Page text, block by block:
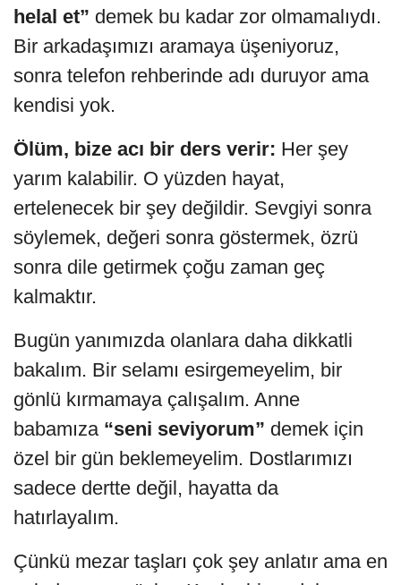
helal et” demek bu kadar zor olmamalıydı.
Bir arkadaşımızı aramaya üşeniyoruz,
sonra telefon rehberinde adı duruyor ama
kendisi yok.
Ölüm, bize acı bir ders verir: Her şey
yarım kalabilir. O yüzden hayat,
ertelenecek bir şey değildir. Sevgiyi sonra
söylemek, değeri sonra göstermek, özrü
sonra dile getirmek çoğu zaman geç
kalmaktır.
Bugün yanımızda olanlara daha dikkatli
bakalım. Bir selamı esirgemeyelim, bir
gönlü kırmamaya çalışalım. Anne
babamıza“seni seviyorum” demek için
özel bir gün beklemeyelim. Dostlarımızı
sadece dertte değil, hayatta da
hatırlayalım.
Çünkü mezar taşları çok şey anlatır ama en